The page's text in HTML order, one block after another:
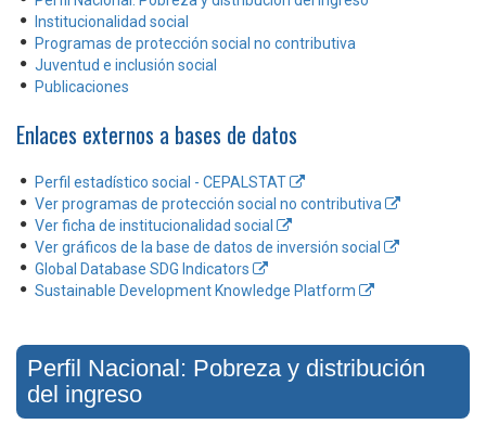
Institucionalidad social
Programas de protección social no contributiva
Juventud e inclusión social
Publicaciones
Enlaces externos a bases de datos
Perfil estadístico social - CEPALSTAT
Ver programas de protección social no contributiva
Ver ficha de institucionalidad social
Ver gráficos de la base de datos de inversión social
Global Database SDG Indicators
Sustainable Development Knowledge Platform
Perfil Nacional: Pobreza y distribución
del ingreso